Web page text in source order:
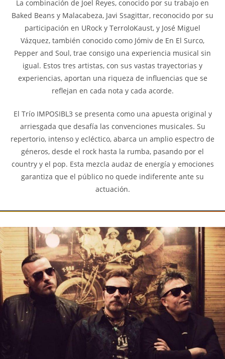
La combinación de Joel Reyes, conocido por su trabajo en
Baked Beans y Malacabeza, Javi Ssagittar, reconocido por su
participación en URock y TerroloKaust, y José Miguel
Vázquez, también conocido como Jómiv de En El Surco,
Pepper and Soul, trae consigo una experiencia musical sin
igual. Estos tres artistas, con sus vastas trayectorias y
experiencias, aportan una riqueza de influencias que se
reflejan en cada nota y cada acorde.
El Trío IMPOSIBL3 se presenta como una apuesta original y
arriesgada que desafía las convenciones musicales. Su
repertorio, intenso y ecléctico, abarca un amplio espectro de
géneros, desde el rock hasta la rumba, pasando por el
country y el pop. Esta mezcla audaz de energía y emociones
garantiza que el público no quede indiferente ante su
actuación.